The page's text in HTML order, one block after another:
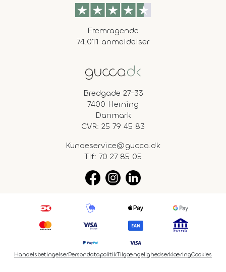
Fremragende
74.011 anmeldelser
Bredgade 27-33
7400 Herning
Danmark
CVR: 25 79 45 83
Kundeservice@gucca.dk
Tlf: 70 27 85 05
HandelsbetingelserPersondatapolitikTilgængelighedserklæringCookies